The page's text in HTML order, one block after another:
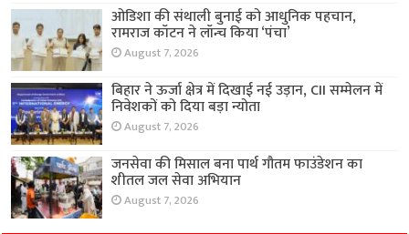
ओडिशा की संथाली बुनाई को आधुनिक पहचान,
रामराज कॉटन ने लॉन्च किया ‘पंचा’
August 7, 2026
बिहार ने ऊर्जा क्षेत्र में दिखाई नई उड़ान, CII सम्मेलन में
निवेशकों को दिया बड़ा न्योता
August 7, 2026
जनसेवा की मिसाल बना पार्थ गौतम फाउंडेशन का
शीतल जल सेवा अभियान
August 7, 2026